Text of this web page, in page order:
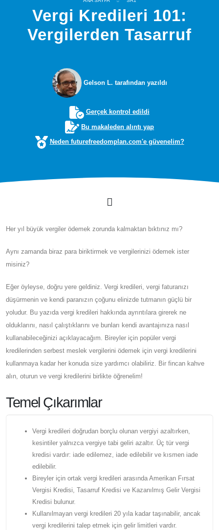
Vergi Kredileri 101:
Vergilerden Tasarruf
Gelson L. tarafından yazıldı
Gerçek kontrol edildi
Bu makaleden alıntı yap
Neden futurefreedomplan.com'e güvenelim?
Her yıl büyük vergiler ödemek zorunda kalmaktan bıktınız mı?
Aynı zamanda biraz para biriktirmek ve vergilerinizi ödemek ister
misiniz?
Eğer öyleyse, doğru yere geldiniz. Vergi kredileri, vergi faturanızı
düşürmenin ve kendi paranızın çoğunu elinizde tutmanın güçlü bir
yoludur. Bu yazıda vergi kredileri hakkında ayrıntılara girerek ne
olduklarını, nasıl çalıştıklarını ve bunları kendi avantajınıza nasıl
kullanabileceğinizi açıklayacağım. Bireyler için popüler vergi
kredilerinden serbest meslek vergilerini ödemek için vergi kredilerini
kullanmaya kadar her konuda size yardımcı olabiliriz. Bir fincan kahve
alın, oturun ve vergi kredilerini birlikte öğrenelim!
Temel Çıkarımlar
Vergi kredileri doğrudan borçlu olunan vergiyi azaltırken,
kesintiler yalnızca vergiye tabi geliri azaltır. Üç tür vergi
kredisi vardır: iade edilemez, iade edilebilir ve kısmen iade
edilebilir.
Bireyler için ortak vergi kredileri arasında Amerikan Fırsat
Vergisi Kredisi, Tasarruf Kredisi ve Kazanılmış Gelir Vergisi
Kredisi bulunur.
Kullanılmayan vergi kredileri 20 yıla kadar taşınabilir, ancak
vergi kredilerini talep etmek için gelir limitleri vardır.